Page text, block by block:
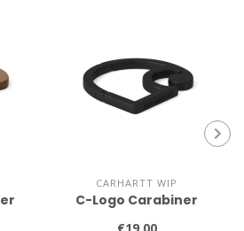
CARHARTT WIP
C-Logo Carabiner
€19,00